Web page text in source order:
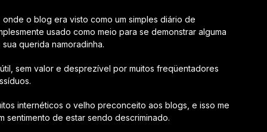
o blog era visto como um simples diário de
usado como meio para se demonstrar alguma
querida namoradinha.
sem valor e desprezível por muitos freqüentadores
internéticos o velho preconceito aos blogs, e isso me
sentimento de estar sendo descriminado.